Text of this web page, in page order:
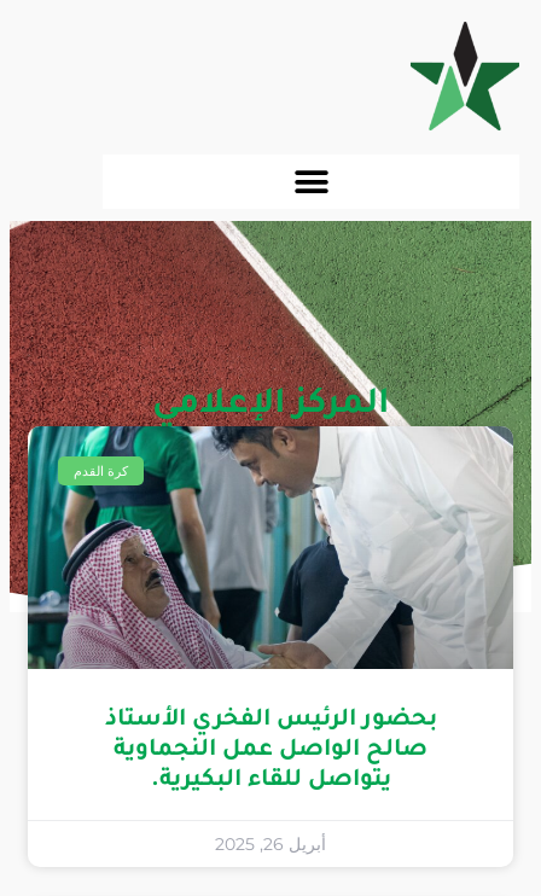
المركز الإعلامي
أخبار وتغطيات النادي كرة القدم
بحضور الرئيس الفخري الأستاذ
صالح الواصل عمل النجماوية
يتواصل للقاء البكيرية.
أبريل 26, 2025